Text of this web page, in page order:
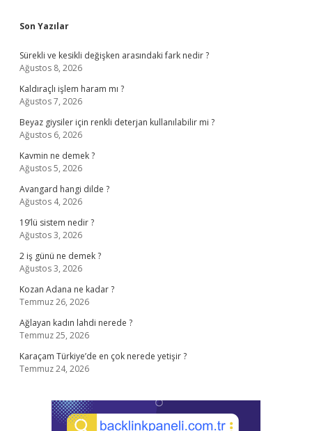
Sidebar
Son Yazılar
Sürekli ve kesikli değişken arasındaki fark nedir ?
Ağustos 8, 2026
Kaldıraçlı işlem haram mı ?
Ağustos 7, 2026
Beyaz giysiler için renkli deterjan kullanılabilir mi ?
Ağustos 6, 2026
Kavmin ne demek ?
Ağustos 5, 2026
Avangard hangi dilde ?
Ağustos 4, 2026
19’lü sistem nedir ?
Ağustos 3, 2026
2 iş günü ne demek ?
Ağustos 3, 2026
Kozan Adana ne kadar ?
Temmuz 26, 2026
Ağlayan kadın lahdi nerede ?
Temmuz 25, 2026
Karaçam Türkiye’de en çok nerede yetişir ?
Temmuz 24, 2026